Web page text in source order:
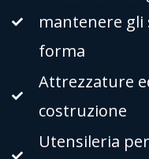
mantenere
forma
Attrezzature
costruzione
Utensileria